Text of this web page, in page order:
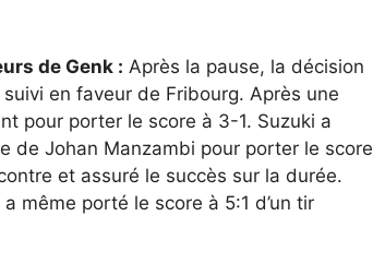
de Genk : Après la pause, la décision
en faveur de Fribourg. Après une
pour porter le score à 3-1. Suzuki a
de Johan Manzambi pour porter le score
et assuré le succès sur la durée.
même porté le score à 5:1 d’un tir